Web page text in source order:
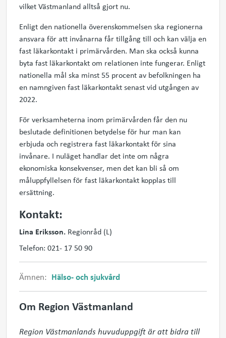
vilket Västmanland alltså gjort nu.
Enligt den nationella överenskommelsen ska regionerna
ansvara för att invånarna får tillgång till och kan välja en
fast läkarkontakt i primärvården. Man ska också kunna
byta fast läkarkontakt om relationen inte fungerar. Enligt
nationella mål ska minst 55 procent av befolkningen ha
en namngiven fast läkarkontakt senast vid utgången av
2022.
För verksamheterna inom primärvården får den nu
beslutade definitionen betydelse för hur man kan
erbjuda och registrera fast läkarkontakt för sina
invånare. I nuläget handlar det inte om några
ekonomiska konsekvenser, men det kan bli så om
måluppfyllelsen för fast läkarkontakt kopplas till
ersättning.
Kontakt:
Lina Eriksson. Regionråd (L)
Telefon: 021- 17 50 90
Ämnen: Hälso- och sjukvård
Om Region Västmanland
Region Västmanlands huvuduppgift är att bidra till